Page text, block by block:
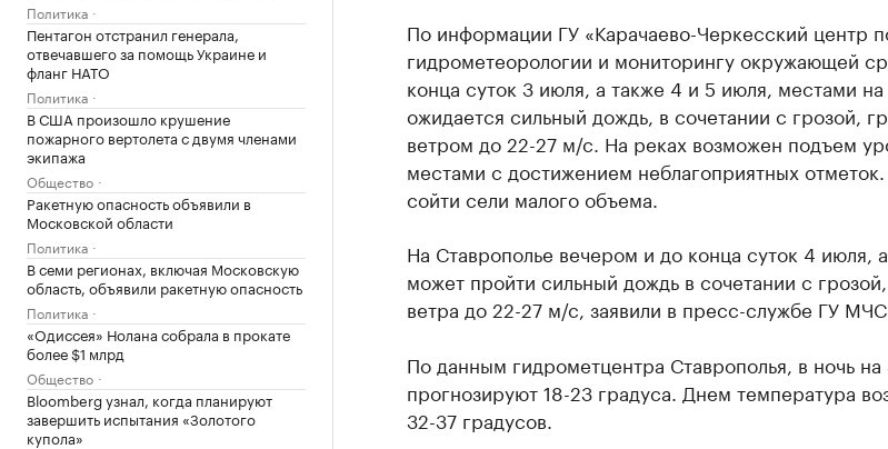
Политика
Пентагон отстранил генерала,
отвечавшего за помощь Украине и
фланг НАТО
Политика
В США произошло крушение
пожарного вертолета с двумя членами
экипажа
Общество
Ракетную опасность объявили в
Московской области
Политика
В семи регионах, включая Московскую
область, объявили ракетную опасность
Политика
«Одиссея» Нолана собрала в прокате
более $1 млрд
Общество
Bloomberg узнал, когда планируют
завершить испытания «Золотого
купола»
По информации ГУ «Карачаево-Черкесский центр
гидрометеорологии и мониторингу окружающей
конца суток 3 июля, а также 4 и 5 июля, местами
ожидается сильный дождь, в сочетании с грозой,
ветром до 22-27 м/с. На реках возможен подъем
местами с достижением неблагоприятных
сойти сели малого объема.
На Ставрополье вечером и до конца суток 4 июля,
может пройти сильный дождь в сочетании с
ветра до 22-27 м/с, заявили в пресс-службе ГУ
По данным гидрометцентра Ставрополья, в ночь
прогнозируют 18-23 градуса. Днем температура
32-37 градусов.